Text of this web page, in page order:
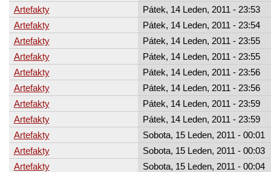
Artefakty
Pátek, 14 Leden, 2011 - 23:53
Artefakty
Pátek, 14 Leden, 2011 - 23:54
Artefakty
Pátek, 14 Leden, 2011 - 23:55
Artefakty
Pátek, 14 Leden, 2011 - 23:55
Artefakty
Pátek, 14 Leden, 2011 - 23:56
Artefakty
Pátek, 14 Leden, 2011 - 23:56
Artefakty
Pátek, 14 Leden, 2011 - 23:59
Artefakty
Pátek, 14 Leden, 2011 - 23:59
Artefakty
Sobota, 15 Leden, 2011 - 00:01
Artefakty
Sobota, 15 Leden, 2011 - 00:03
Artefakty
Sobota, 15 Leden, 2011 - 00:04